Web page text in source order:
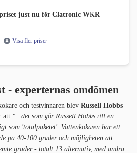
just nu för Clatronic WKR
Visa fler priser
- experternas omdömen
och testvinnaren blev Russell Hobbs
att "...det som gör Russell Hobbs till en
som 'totalpaketet'. Vattenkokaren har ett
på 40-100 grader och möjligheten att
grader - totalt 13 alternativ, med andra